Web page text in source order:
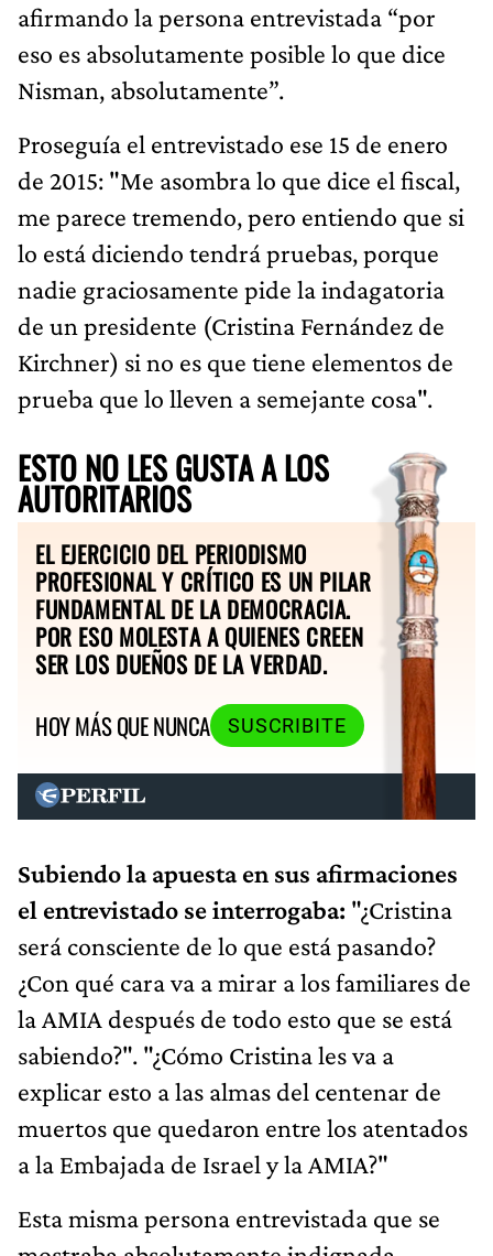
afirmando la persona entrevistada “por
eso es absolutamente posible lo que dice
Nisman, absolutamente”.
Proseguía el entrevistado ese 15 de enero
de 2015: "Me asombra lo que dice el fiscal,
me parece tremendo, pero entiendo que si
lo está diciendo tendrá pruebas, porque
nadie graciosamente pide la indagatoria
de un presidente (Cristina Fernández de
Kirchner) si no es que tiene elementos de
prueba que lo lleven a semejante cosa".
ESTO NO LES GUSTA A LOS
AUTORITARIOS
EL EJERCICIO DEL PERIODISMO
PROFESIONAL Y CRÍTICO ES UN PILAR
FUNDAMENTAL DE LA DEMOCRACIA.
POR ESO MOLESTA A QUIENES CREEN
SER LOS DUEÑOS DE LA VERDAD.
HOY MÁS QUE NUNCA
SUSCRIBITE
Subiendo la apuesta en sus afirmaciones
el entrevistado se interrogaba: "¿Cristina
será consciente de lo que está pasando?
¿Con qué cara va a mirar a los familiares de
la AMIA después de todo esto que se está
sabiendo?". "¿Cómo Cristina les va a
explicar esto a las almas del centenar de
muertos que quedaron entre los atentados
a la Embajada de Israel y la AMIA?"
Esta misma persona entrevistada que se